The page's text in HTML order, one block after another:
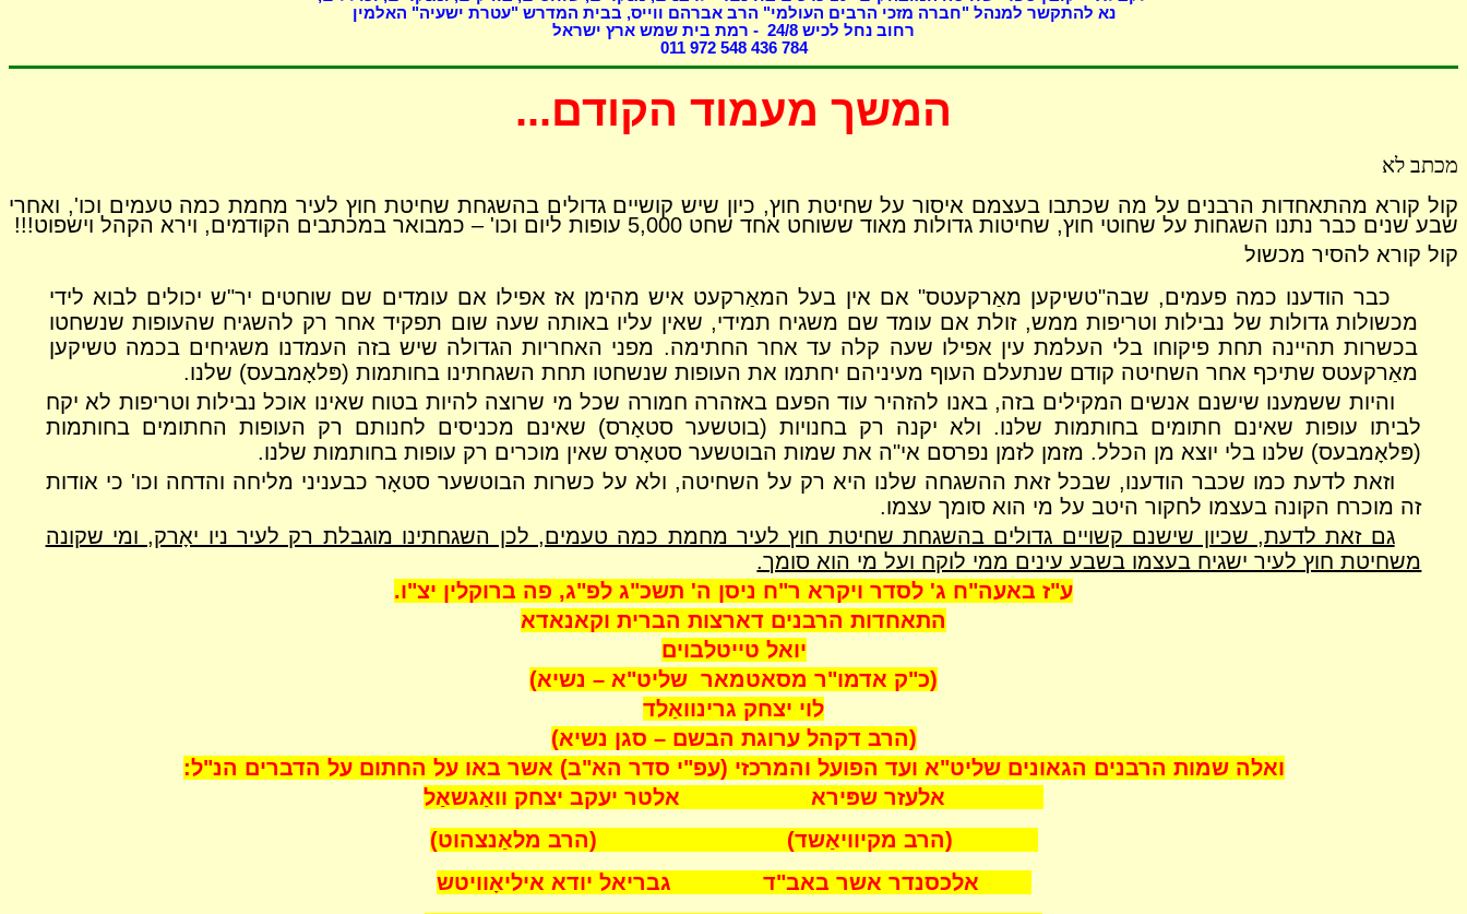
נא להתקשר למנהל "חברה מזכי הרבים העולמי" הרב אברהם ווייס, בבית המדרש "עטרת ישעיה" האלמין
רחוב נחל לכיש 24/ 8
- רמת בית שמש ארץ ישראל
011 972 548 436 784
המשך מעמוד הקודם...
מכתב לא
קול קורא מהתאחדות הרבנים על מה שכתבו בעצמם איסור על שחיטת חוץ, כיון שיש קושיים גדולים בהשגחת שחיטת חוץ לעיר מחמת כמה טעמים וכו', ואחרי
שבע שנים כבר נתנו השגחות על שחוטי חוץ, שחיטות גדולות מאוד ששוחט אחד שחט 5,000 עופות ליום וכו' – כמבואר במכתבים הקודמים, וירא הקהל וישפוט!!!
קול קורא להסיר מכשול
כבר הודענו כמה פעמים, שבה"טשיקען מאַרקעטס" אם אין בעל המאַרקעט איש מהימן אז אפילו אם עומדים שם שוחטים יר"ש יכולים לבוא לידי
מכשולות גדולות של נבילות וטריפות ממש, זולת אם עומד שם משגיח תמידי, שאין עליו באותה שעה שום תפקיד אחר רק להשגיח שהעופות שנשחטו
בכשרות תהיינה תחת פיקוחו בלי העלמת עין אפילו שעה קלה עד אחר החתימה. מפני האחריות הגדולה שיש בזה העמדנו משגיחים בכמה טשיקען
מאַרקעטס שתיכף אחר השחיטה קודם שנתעלם העוף מעיניהם יחתמו את העופות שנשחטו תחת השגחתינו בחותמות (פּלאָמבעס) שלנו.
והיות ששמענו שישנם אנשים המקילים בזה, באנו להזהיר עוד הפעם באזהרה חמורה שכל מי שרוצה להיות בטוח שאינו אוכל נבילות וטריפות לא יקח
לביתו עופות שאינם חתומים בחותמות שלנו. ולא יקנה רק בחנויות(בוטשער סטאָרס) שאינם מכניסים לחנותם רק העופות החתומים בחותמות
(פּלאָמבעס) שלנו בלי יוצא מן הכלל. מזמן לזמן נפרסם אי"ה את שמות הבוטשער סטאָרס שאין מוכרים רק עופות בחותמות שלנו.
וזאת לדעת כמו שכבר הודענו, שבכל זאת ההשגחה שלנו היא רק על השחיטה, ולא על כשרות הבוטשער סטאָר כבעניני מליחה והדחה וכו' כי אודות
זה מוכרח הקונה בעצמו לחקור היטב על מי הוא סומך עצמו.
גם זאת לדעת, שכיון שישנם קשויים גדולים בהשגחת שחיטת חוץ לעיר מחמת כמה טעמים, לכן השגחתינו מוגבלת רק לעיר ניו יאָרק, ומי שקונה
משחיטת חוץ לעיר ישגיח בעצמו בשבע עינים ממי לוקח ועל מי הוא סומך.
ע"ז באעה"ח ג' לסדר ויקרא ר"ח ניסן ה' תשכ"ג לפ"ג, פה ברוקלין יצ"ו.
התאחדות הרבנים דארצות הברית וקאנאדא
יואל טייטלבוים
(כ"ק אדמו"ר מסאטמאר שליט"א – נשיא)
לוי יצחק גרינוואַלד
(הרב דקהל ערוגת הבשם – סגן נשיא)
ואלה שמות הרבנים הגאונים שליט"א ועד הפועל והמרכזי (עפ"י סדר הא"ב) אשר באו על החתום על הדברים הנ"ל:
אלעזר שפּירא אלטר יעקב יצחק וואַגשאַל
(הרב מקיוויאַשד) (הרב מלאַנצהוט)
אלכסנדר אשר באב"ד גבריאל יודא איליאָוויטש